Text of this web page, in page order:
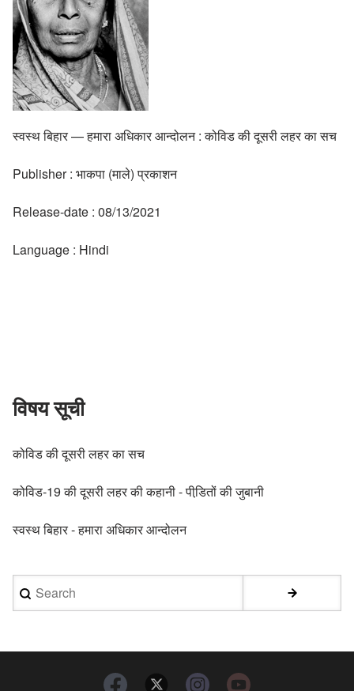
स्वस्थ बिहार — हमारा अधिकार आन्दोलन : कोविड की दूसरी लहर का सच
Publisher : भाकपा (माले) प्रकाशन
Release-date : 08/13/2021
Language : Hindi
विषय सूची
कोविड की दूसरी लहर का सच
कोविड-19 की दूसरी लहर की कहानी - पीडि़तों की जुबानी
स्वस्थ बिहार - हमारा अधिकार आन्दोलन
Search